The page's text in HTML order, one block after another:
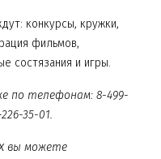
конкурсы, кружки,
фильмов,
состязания и игры.
по телефонам: 8-499-
35-01.
вы можете